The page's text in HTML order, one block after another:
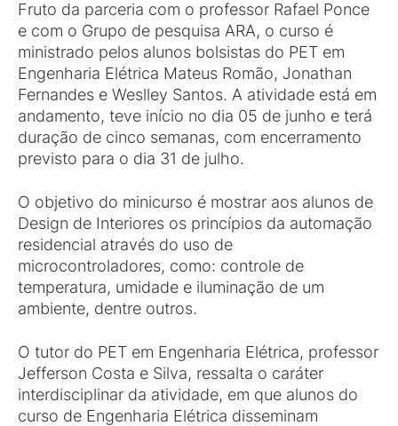
Fruto da parceria com o professor Rafael Ponce
e com o Grupo de pesquisa ARA, o curso é
ministrado pelos alunos bolsistas do PET em
Engenharia Elétrica Mateus Romão, Jonathan
Fernandes e Weslley Santos. A atividade está em
andamento, teve início no dia 05 de junho e terá
duração de cinco semanas, com encerramento
previsto para o dia 31 de julho.
O objetivo do minicurso é mostrar aos alunos de
Design de Interiores os princípios da automação
residencial através do uso de
microcontroladores, como: controle de
temperatura, umidade e iluminação de um
ambiente, dentre outros.
O tutor do PET em Engenharia Elétrica, professor
Jefferson Costa e Silva, ressalta o caráter
interdisciplinar da atividade, em que alunos do
curso de Engenharia Elétrica disseminam